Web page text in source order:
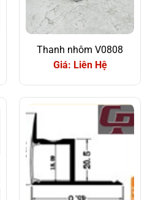
Thanh nhôm V0808
Giá: Liên Hệ